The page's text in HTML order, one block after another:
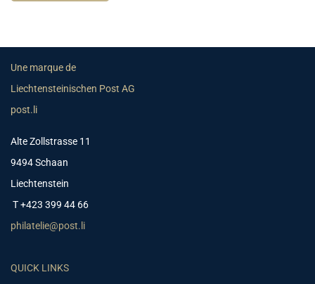
Une marque de
Liechtensteinischen Post AG
post.li
Alte Zollstrasse 11
9494 Schaan
Liechtenstein
T +423 399 44 66
philatelie@post.li
QUICK LINKS